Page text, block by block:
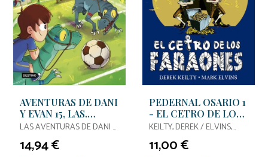
AVENTURAS DE DANI
Y EVAN 15, LAS.
MUNDIAL JURASICO
LAS AVENTURAS DE DANI Y
EVAN
14,94 €
PEDERNAL OSARIO 1
- EL CETRO DE LOS
FARAONES
KEILTY, DEREK / ELVINS,
MARK
11,00 €